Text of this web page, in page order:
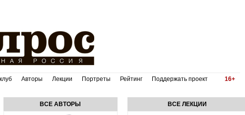
Авторы Лекции Портреты Рейтинг Поддержать проект 16+
ВСЕ АВТОРЫ ВСЕ ЛЕКЦИИ